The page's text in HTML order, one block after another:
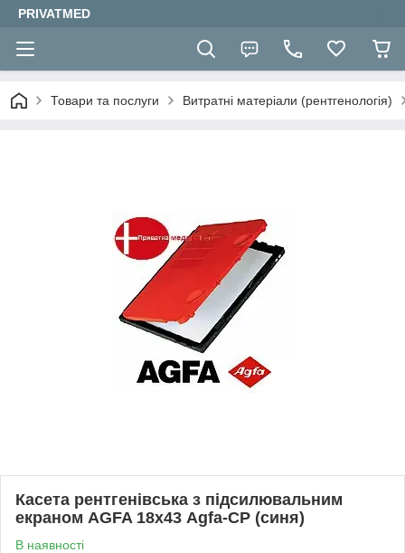
PRIVATMED
Товари та послуги Витратні матеріали (рентгенологія)
Касета рентгенівська з підсилювальним
екраном AGFA 18х43 Agfa-СР (синя)
В наявності